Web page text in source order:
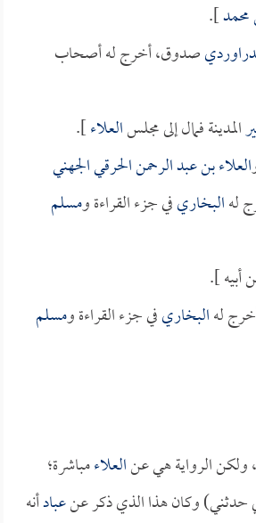
محمد].
صدوق، أخرج له أصحاب
المدينة فمال إلى مجلسالعلاء].
العلاء بن عبد الرحمن الحرقي الجهني
لهالبخاريفي جزء القراءة ومسلم
].
لهالبخاريفي جزء القراءة ومسلم
ولكن الرواية هي عنالعلاءمباشرة؛
حدثني) وكان هذا الذي ذكر عنعبادأنه